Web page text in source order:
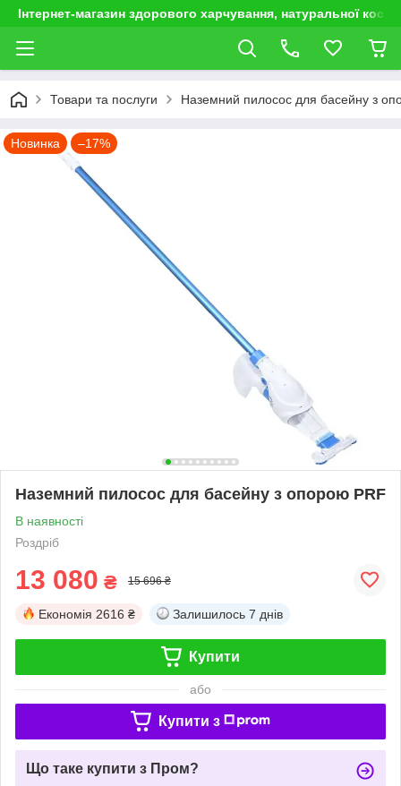
Інтернет-магазин здорового харчування, натуральної
Товари та послуги Наземний пилосос для басейну з
Новинка –17%
Наземний пилосос для басейну з опорою PRF
В наявності
Роздріб
13 080 ₴ 15 696 ₴
Економія 2616 ₴ Залишилось 7 днів
Купити
або
Купити з
Що таке купити з Пром?